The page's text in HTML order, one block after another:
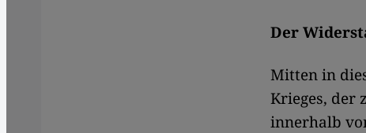
Der
Mitten in
Krieges, der
innerhalb